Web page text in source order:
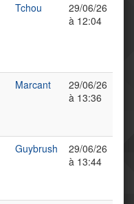
Tchou
29/06/26
à 12:04
Marcant
29/06/26
à 13:36
Guybrush
29/06/26
à 13:44